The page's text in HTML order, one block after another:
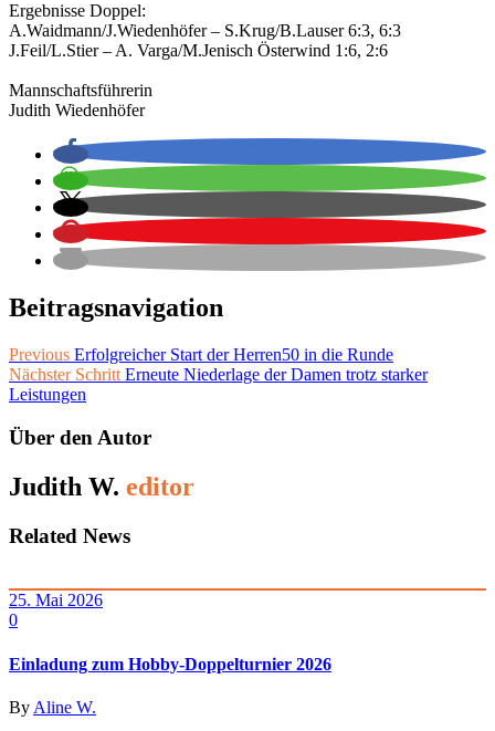
Ergebnisse Doppel:
A.Waidmann/J.Wiedenhöfer – S.Krug/B.Lauser 6:3, 6:3
J.Feil/L.Stier – A. Varga/M.Jenisch Österwind 1:6, 2:6
Mannschaftsführerin
Judith Wiedenhöfer
Beitragsnavigation
Previous Erfolgreicher Start der Herren50 in die Runde
Nächster Schritt Erneute Niederlage der Damen trotz starker
Leistungen
Über den Autor
Judith W. editor
Related News
25. Mai 2026
0
Einladung zum Hobby-Doppelturnier 2026
By Aline W.